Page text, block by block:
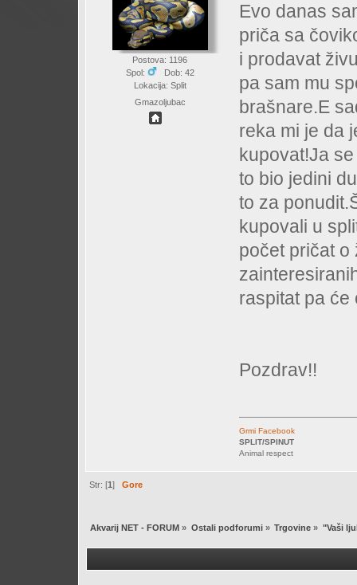
Postova: 1196
Spol:
Dob: 42
Lokacija: Split
Gmazoljubac
Evo danas
priča sa
i prodavat
pa sam mu
brašnare.E
reka mi je da
kupovat!Ja
to bio jedini
to za
kupovali u
počet pričat o
raspitat pa će
Pozdrav!!
Grmi Facebook
SPLIT/SPINUT
Animal respect
Str: [1]Gore
Akvarij NET - FORUM » Ostali podforumi» Trgovine » "Vaši